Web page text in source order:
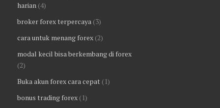
harian (4)
broker forex terpercaya (3)
cara untuk menang forex (2)
modal kecil bisa berkembang di forex
(2)
Buka akun forex cara cepat (1)
bonus trading forex (1)